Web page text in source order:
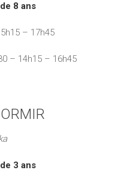
8 ans
– 17h45
– 14h15 – 16h45
3 ans